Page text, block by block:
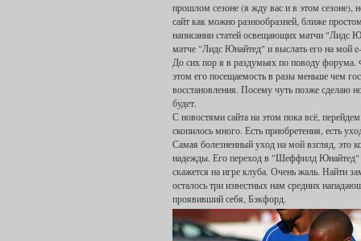
прошлом сезоне (я жду вас и в этом сезоне),
сайт как можно разнообразней, ближе
написании статей освещающих матчи "Лидс
матче "Лидс Юнайтед" и выслать его на мой
До сих пор я в раздумьях по поводу форума.
этом его посещаемость в разы меньше чем
восстановления. Посему чуть позже сделаю
будет.
С новостями сайта на этом пока всё,
скопилось много. Есть приобретения, есть
Самая болезненный уход на мой взгляд, это
надежды. Его переход в "Шеффилд Юнайтед"
скажется на игре клуба. Очень жаль. Найти
осталось три известных нам средних
проявивший себя, Бэкфорд.